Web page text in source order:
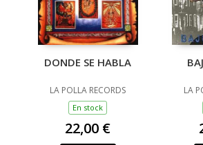
DONDE SE HABLA
LA POLLA RECORDS
En stock
22,00 €
LA